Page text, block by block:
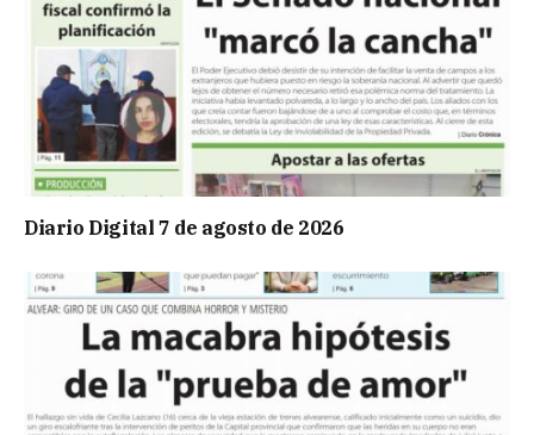
Diario Digital 7 de agosto de 2026